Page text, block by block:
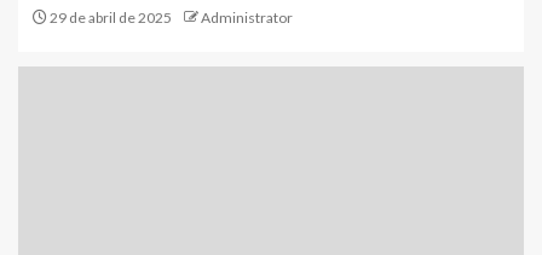
29 de abril de 2025 Administrator